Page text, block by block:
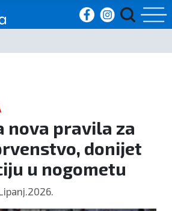
nova pravila za
donijet
u nogometu